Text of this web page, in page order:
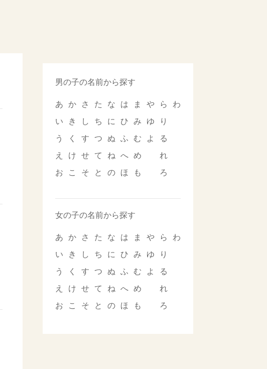
男の子の名前から探す
あ
い
う
え
お
か
き
く
け
こ
さ
し
す
せ
そ
た
ち
つ
て
と
な
に
ぬ
ね
の
は
ひ
ふ
へ
ほ
ま
み
む
め
も
や
ゆ
よ
ら
り
る
れ
ろ
わ
女の子の名前から探す
あ
い
う
え
お
か
き
く
け
こ
さ
し
す
せ
そ
た
ち
つ
て
と
な
に
ぬ
ね
の
は
ひ
ふ
へ
ほ
ま
み
む
め
も
や
ゆ
よ
ら
り
る
れ
ろ
わ